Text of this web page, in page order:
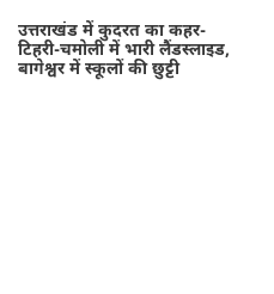
उत्तराखंड में कुदरत का कहर-
टिहरी-चमोली में भारी लैंडस्लाइड,
बागेश्वर में स्कूलों की छुट्टी